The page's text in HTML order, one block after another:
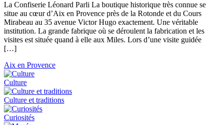
La Confiserie Léonard Parli La boutique historique très connue se
situe au cœur d’Aix en Provence près de la Rotonde et du Cours
Mirabeau au 35 avenue Victor Hugo exactement. Une véritable
institution. La grande fabrique où se déroulent la fabrication et les
visites est située quand à elle aux Miles. Lors d’une visite guidée
[…]
Aix en Provence
Culture
Culture et traditions
Curiosités